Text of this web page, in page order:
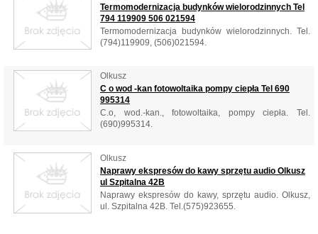
Termomodernizacja budynków wielorodzinnych Tel
794 119909 506 021594
Termomodernizacja budynków wielorodzinnych. Tel.
(794)119909, (506)021594.
Olkusz
C o wod -kan fotowoltaika pompy ciepła Tel 690
995314
C.o, wod.-kan., fotowoltaika, pompy ciepła. Tel.
(690)995314.
Olkusz
Naprawy ekspresów do kawy sprzętu audio Olkusz
ul Szpitalna 42B
Naprawy ekspresów do kawy, sprzętu audio. Olkusz,
ul. Szpitalna 42B. Tel.(575)923655.